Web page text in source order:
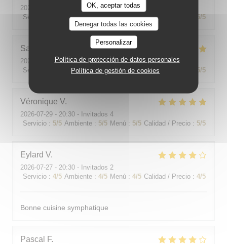
OK, aceptar todas
Denegar todas las cookies
Personalizar
Política de protección de datos personales
Política de gestión de cookies
2026-07-31
- 19:00 - Invitados 2
Servicio
Ambiente: 5/5 Menú: 5/5 Calidad / Precio 5/5
Sabine
2026-08-01
- 12:00 - Invitados 5
Servicio
Ambiente: 5/5 Menú : 5 /5 Calidad / Precio 5/5
Véronique V
2026-07-29 - 20:30 - Invitados 4
Servicio : 5/5 Ambiente : 5/5 Menú : 5/5 Calidad / Precio : 5/5
Eylard V
2026-07-27 - 20:30 - Invitados 2
Servicio : 4/5 Ambiente : 4/5 Menú : 4/5 Calidad / Precio : 4/5
Bonne cuisine symphatique
Pascal F